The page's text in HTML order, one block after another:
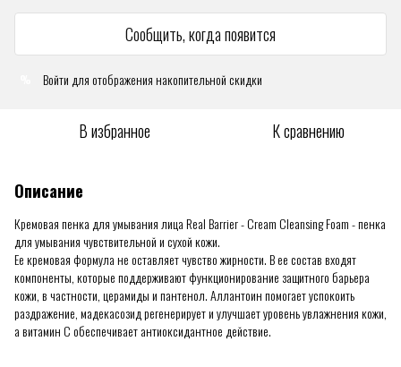
Сообщить, когда появится
Войти для отображения накопительной скидки
В избранное К сравнению
Описание
Кремовая пенка для умывания лица Real Barrier - Cream Cleansing Foam - пенка
для умывания чувствительной и сухой кожи.
Ее кремовая формула не оставляет чувство жирности. В ее состав входят
компоненты, которые поддерживают функционирование защитного барьера
кожи, в частности, церамиды и пантенол. Аллантоин помогает успокоить
раздражение, мадекасозид регенерирует и улучшает уровень увлажнения кожи,
а витамин С обеспечивает антиоксидантное действие.